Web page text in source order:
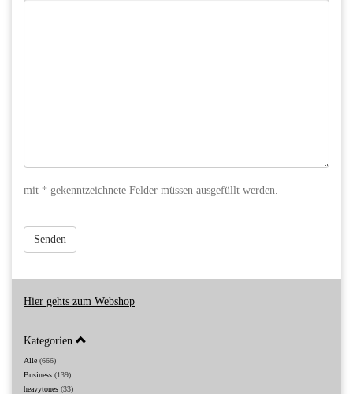
mit * gekenntzeichnete Felder müssen ausgefüllt werden.
Senden
Hier gehts zum Webshop
Kategorien
Alle (666)
Business (139)
heavytones (33)